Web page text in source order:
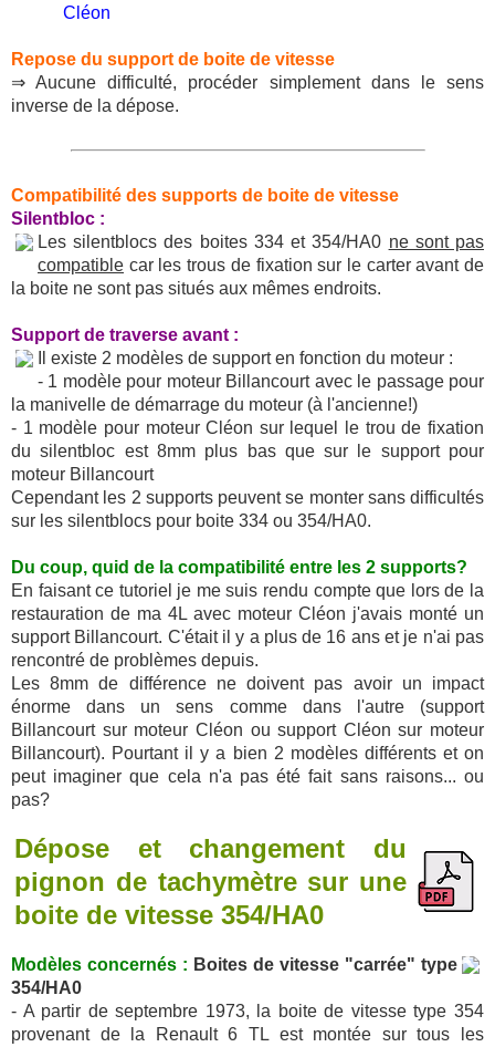
Cléon
Repose du support de boite de vitesse
⇒ Aucune difficulté, procéder simplement dans le sens
inverse de la dépose.
Compatibilité des supports de boite de vitesse
Silentbloc :
Les silentblocs des boites 334 et 354/HA0 ne sont pas
compatible car les trous de fixation sur le carter avant de
la boite ne sont pas situés aux mêmes endroits.
Support de traverse avant :
Il existe 2 modèles de support en fonction du moteur :
- 1 modèle pour moteur Billancourt avec le passage pour
la manivelle de démarrage du moteur (à l'ancienne!)
- 1 modèle pour moteur Cléon sur lequel le trou de fixation
du silentbloc est 8mm plus bas que sur le support pour
moteur Billancourt
Cependant les 2 supports peuvent se monter sans difficultés
sur les silentblocs pour boite 334 ou 354/HA0.
Du coup, quid de la compatibilité entre les 2 supports?
En faisant ce tutoriel je me suis rendu compte que lors de la
restauration de ma 4L avec moteur Cléon j'avais monté un
support Billancourt. C'était il y a plus de 16 ans et je n'ai pas
rencontré de problèmes depuis.
Les 8mm de différence ne doivent pas avoir un impact
énorme dans un sens comme dans l'autre (support
Billancourt sur moteur Cléon ou support Cléon sur moteur
Billancourt). Pourtant il y a bien 2 modèles différents et on
peut imaginer que cela n'a pas été fait sans raisons... ou
pas?
Dépose et changement du
pignon de tachymètre sur une
boite de vitesse 354/HA0
Modèles concernés : Boites de vitesse "carrée" type
354/HA0
- A partir de septembre 1973, la boite de vitesse type 354
provenant de la Renault 6 TL est montée sur tous les